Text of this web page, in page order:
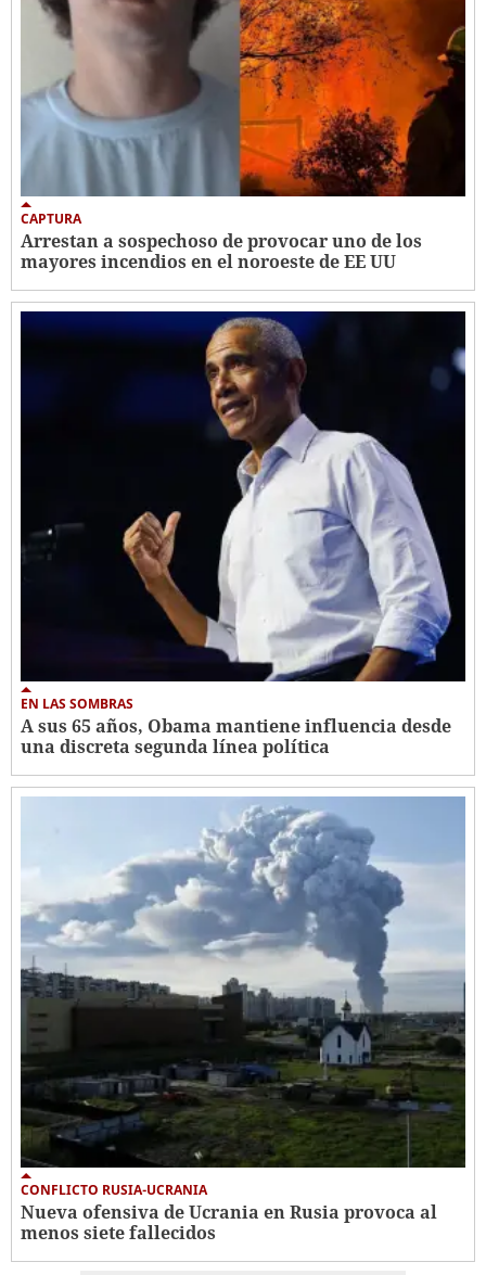
CAPTURA
Arrestan a sospechoso de provocar uno de los
mayores incendios en el noroeste de EE UU
EN LAS SOMBRAS
A sus 65 años, Obama mantiene influencia desde
una discreta segunda línea política
CONFLICTO RUSIA-UCRANIA
Nueva ofensiva de Ucrania en Rusia provoca al
menos siete fallecidos